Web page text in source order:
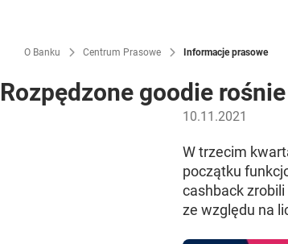
O Banku Centrum Prasowe Informacje prasowe
Rozpędzone goodie
10.11.2021
W trzecim
początku
cashback
ze względu na